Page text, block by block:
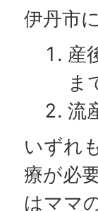
伊丹市
産
ま
流
いずれ
療が必
はママ